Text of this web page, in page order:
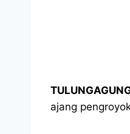
ajang